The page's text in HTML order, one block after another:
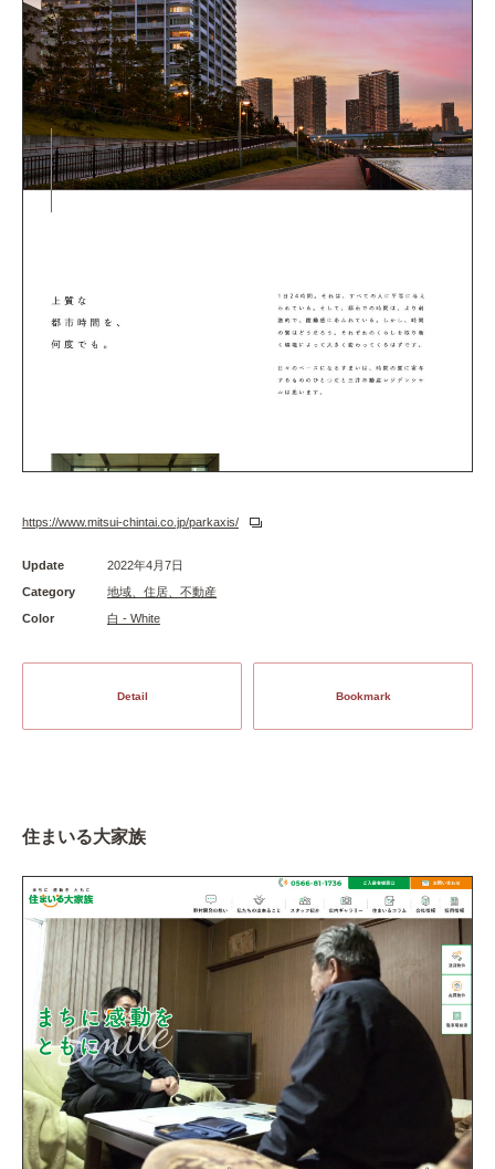
https://www.mitsui-chintai.co.jp/parkaxis/
Update
2022年4月7日
Category
地域、住居、不動産
Color
白 - White
Detail Bookmark
住まいる大家族